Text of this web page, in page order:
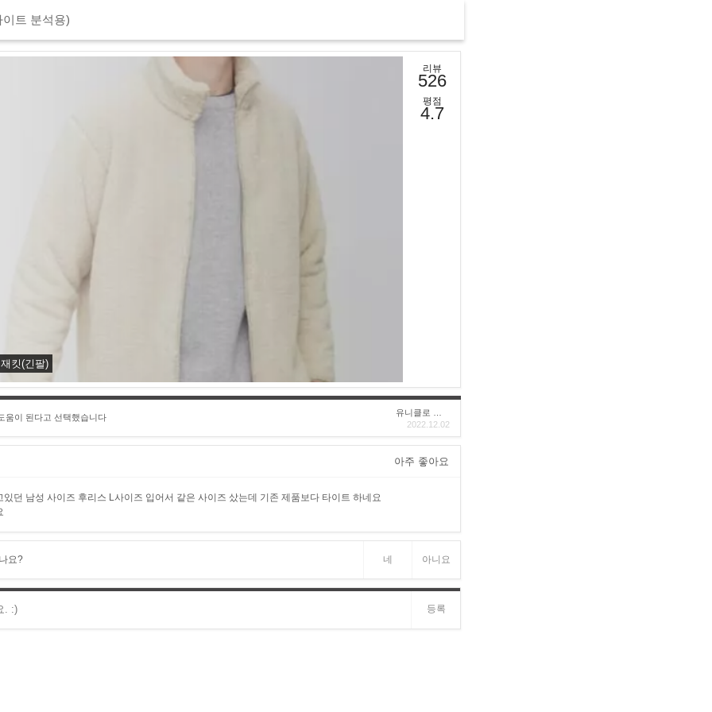
트 분석용)
킷(긴팔)
리뷰
526
평점
4.7
움이 된다고 선택했습니다
2022.12.02
아주 좋아요
던 남성 사이즈 후리스 L사이즈 입어서 같은 사이즈 샀는데 기존 제품보다 타이트 하네요
요? 네 아니요
등록